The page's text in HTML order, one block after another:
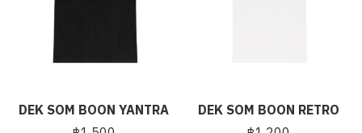
DEK SOM BOON YANTRA
DEK SOM BOON RETRO